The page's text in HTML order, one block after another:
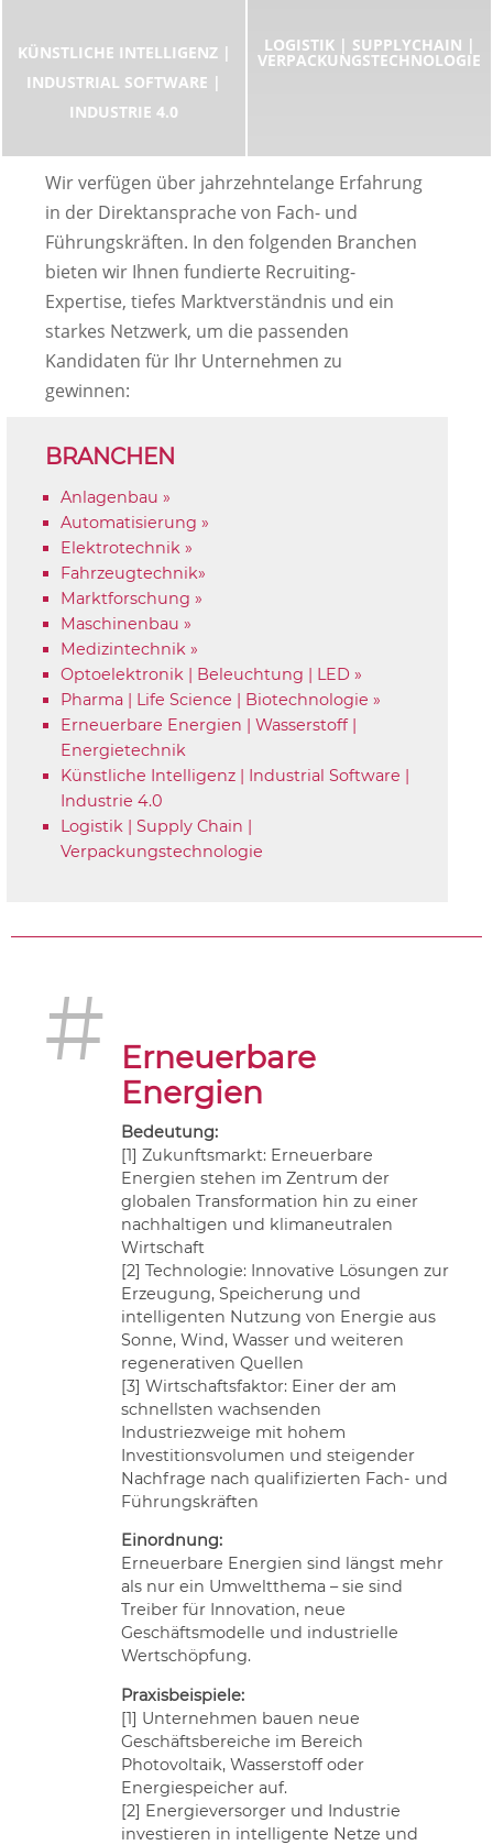
KÜNSTLICHE INTELLIGENZ |
INDUSTRIAL SOFTWARE |
INDUSTRIE 4.0
LOGISTIK | SUPPLYCHAIN |
VERPACKUNGSTECHNOLOGIE
Wir verfügen über jahrzehntelange Erfahrung
in der Direktansprache von Fach- und
Führungskräften. In den folgenden Branchen
bieten wir Ihnen fundierte Recruiting-
Expertise, tiefes Marktverständnis und ein
starkes Netzwerk, um die passenden
Kandidaten für Ihr Unternehmen zu
gewinnen:
BRANCHEN
Anlagenbau »
Automatisierung »
Elektrotechnik »
Fahrzeugtechnik»
Marktforschung »
Maschinenbau »
Medizintechnik »
Optoelektronik | Beleuchtung | LED »
Pharma | Life Science | Biotechnologie »
Erneuerbare Energien | Wasserstoff |
Energietechnik
Künstliche Intelligenz | Industrial Software |
Industrie 4.0
Logistik | Supply Chain |
Verpackungstechnologie
# Erneuerbare
Energien
Bedeutung:
[1] Zukunftsmarkt: Erneuerbare
Energien stehen im Zentrum der
globalen Transformation hin zu einer
nachhaltigen und klimaneutralen
Wirtschaft
[2] Technologie: Innovative Lösungen zur
Erzeugung, Speicherung und
intelligenten Nutzung von Energie aus
Sonne, Wind, Wasser und weiteren
regenerativen Quellen
[3] Wirtschaftsfaktor: Einer der am
schnellsten wachsenden
Industriezweige mit hohem
Investitionsvolumen und steigender
Nachfrage nach qualifizierten Fach- und
Führungskräften
Einordnung:
Erneuerbare Energien sind längst mehr
als nur ein Umweltthema – sie sind
Treiber für Innovation, neue
Geschäftsmodelle und industrielle
Wertschöpfung.
Praxisbeispiele:
[1] Unternehmen bauen neue
Geschäftsbereiche im Bereich
Photovoltaik, Wasserstoff oder
Energiespeicher auf.
[2] Energieversorger und Industrie
investieren in intelligente Netze und